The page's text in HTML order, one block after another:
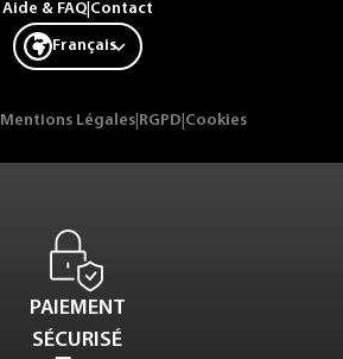
Aide & FAQ| Contact
Français
Mentions Légales RGPD Cookies
PAIEMENT
SÉCURISÉ